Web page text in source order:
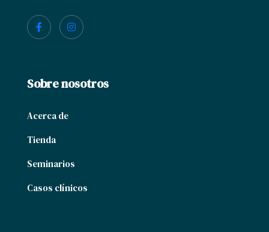
Sobre nosotros
Acerca de
Tienda
Seminarios
Casos clínicos